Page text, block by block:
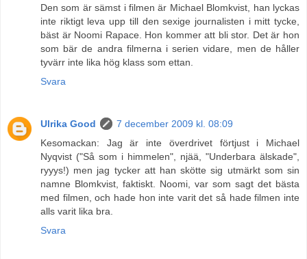
Den som är sämst i filmen är Michael Blomkvist, han lyckas
inte riktigt leva upp till den sexige journalisten i mitt tycke,
bäst är Noomi Rapace. Hon kommer att bli stor. Det är hon
som bär de andra filmerna i serien vidare, men de håller
tyvärr inte lika hög klass som ettan.
Svara
Ulrika Good
7 december 2009 kl. 08:09
Kesomackan: Jag är inte överdrivet förtjust i Michael
Nyqvist ("Så som i himmelen", njää, "Underbara älskade",
ryyys!) men jag tycker att han skötte sig utmärkt som sin
namne Blomkvist, faktiskt. Noomi, var som sagt det bästa
med filmen, och hade hon inte varit det så hade filmen inte
alls varit lika bra.
Svara